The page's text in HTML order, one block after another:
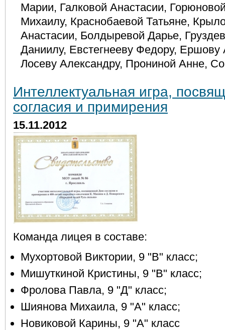
Марии, Галковой Анастасии,
Михаилу, Краснобаевой Татьяне,
Анастасии, Болдыревой Дарье,
Даниилу, Евстегнееву Федору,
Лосеву Александру, Прониной Анне,
Интеллектуальная игра,
согласия и примирения
15.11.2012
Команда лицея в составе:
Мухортовой Виктории, 9 "В" класс;
Мишуткиной Кристины, 9 "В" класс;
Фролова Павла, 9 "Д" класс;
Шиянова Михаила, 9 "А" класс;
Новиковой Карины, 9 "А" класс